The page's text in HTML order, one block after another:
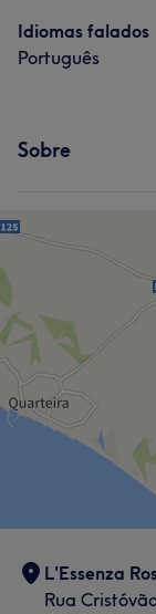
Idiomas falados
Português
Sobre
L'Essenza
Rua